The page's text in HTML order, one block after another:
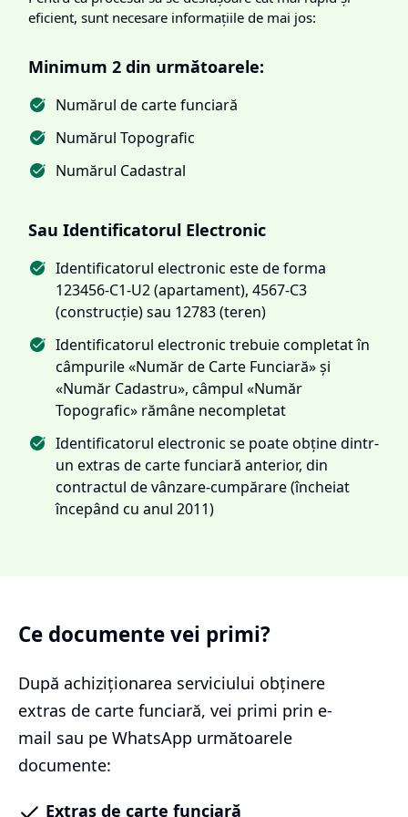
eficient, sunt necesare informațiile de mai jos:
Minimum 2 din următoarele:
Numărul de carte funciară
Numărul Topografic
Numărul Cadastral
Sau Identificatorul Electronic
Identificatorul electronic este de forma
123456-C1-U2 (apartament), 4567-C3
(construcție) sau 12783 (teren)
Identificatorul electronic trebuie completat în
câmpurile «Număr de Carte Funciară» și
«Număr Cadastru», câmpul «Număr
Topografic» rămâne necompletat
Identificatorul electronic se poate obține dintr-
un extras de carte funciară anterior, din
contractul de vânzare-cumpărare (încheiat
începând cu anul 2011)
Ce documente vei primi?
După achiziționarea serviciului obținere
extras de carte funciară, vei primi prin e-
mail sau pe WhatsApp următoarele
documente:
Extras de carte funciară